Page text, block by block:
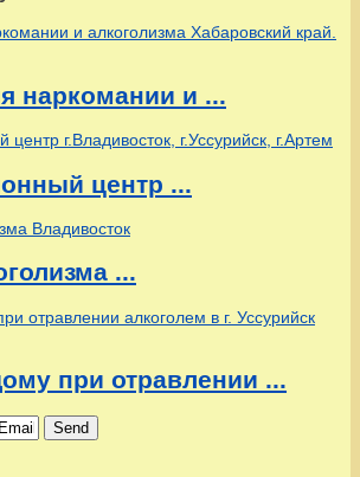
наркомании и ...
центр ...
...
при отравлении ...
Send